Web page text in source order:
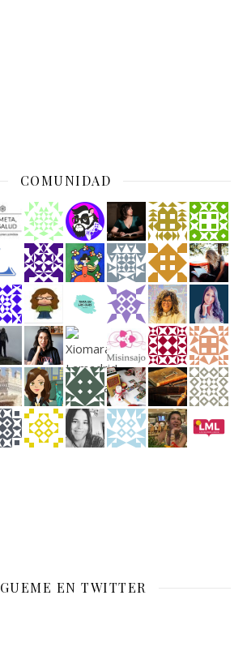
COMUNIDAD
EN TWITTER